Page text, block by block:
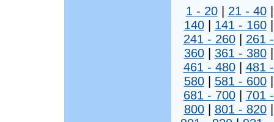
1 - 20| 21 - 40
140| 141 - 160
241 - 260| 261
360| 361 - 380
461 - 480| 481
580| 581 - 600
681 - 700| 701
800| 801 - 820